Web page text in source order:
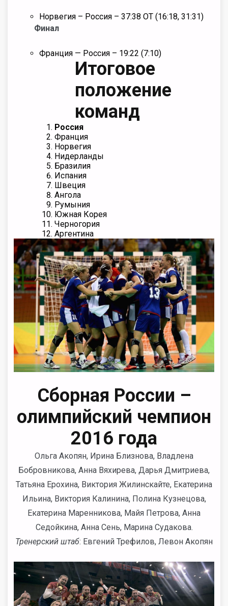
Норвегия – Россия – 37:38 ОТ (16:18, 31:31)
Финал
Франция — Россия – 19:22 (7:10)
Итоговое
положение
команд
Россия
Франция
Норвегия
Нидерланды
Бразилия
Испания
Швеция
Ангола
Румыния
Южная Корея
Черногория
Аргентина
Сборная России –
олимпийский чемпион
2016 года
Ольга Акопян, Ирина Близнова, Владлена
Бобровникова, Анна Вяхирева, Дарья Дмитриева,
Татьяна Ерохина, Виктория Жилинскайте, Екатерина
Ильина, Виктория Калинина, Полина Кузнецова,
Екатерина Маренникова, Майя Петрова, Анна
Седойкина, Анна Сень, Марина Судакова.
Тренерский штаб: Евгений Трефилов, Левон Акопян